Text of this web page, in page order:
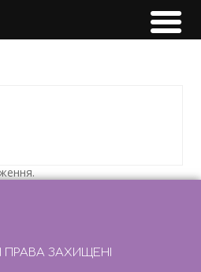
ПРАВА ЗАХИЩЕНІ